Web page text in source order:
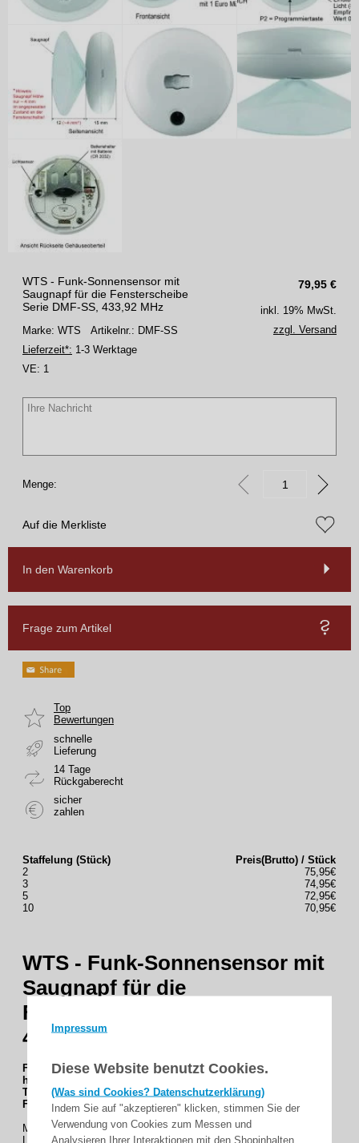
Impressum
Diese Website benutzt Cookies.
(Was sind Cookies? Datenschutzerklärung)
Indem Sie auf "akzeptieren" klicken, stimmen Sie der
Verwendung von Cookies zum Messen und
Analysieren Ihrer Interaktionen mit den Shopinhalten
79,95 €
WTS - Funk-Sonnensensor mit
Saugnapf für die Fensterscheibe
Serie DMF-SS, 433,92 MHz
Marke: WTS Artikelnr.: DMF-SS
Lieferzeit*: 1-3 Werktage
VE: 1
inkl. 19% MwSt.
zzgl. Versand
Menge:
Auf die Merkliste
In den Warenkorb
Frage zum Artikel
Top
Bewertungen
schnelle
Lieferung
14 Tage
Rückgaberecht
sicher
zahlen
Staffelung (Stück)
Preis(Brutto) / Stück
2
75,95€
3
74,95€
5
72,95€
10
70,95€
WTS - Funk-Sonnensensor mit
Saugnapf für die
Fensterscheibe Serie DMF-SS,
433,92 MHz
Funk-Sonnensensor mit Saugnapf, 433,92 MHz, 1-Kanal, für
helligkeitsabhängige Funk Schaltbefehle, mit 3V Li-Knopfzelle
Typ CR2032, für Funk-Rohrmotoren Serie DMF oder externe
Funk-Empfänger Serie DMF
Mit dem batteriebetriebenen Funk-Sonnensensor mit integriertem
Lichtsensor können dank der drei wählbaren Betriebsarten